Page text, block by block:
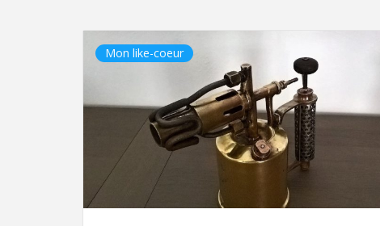
Mon like-coeur